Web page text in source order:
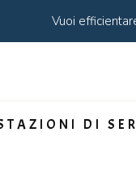
Vuoi
DI